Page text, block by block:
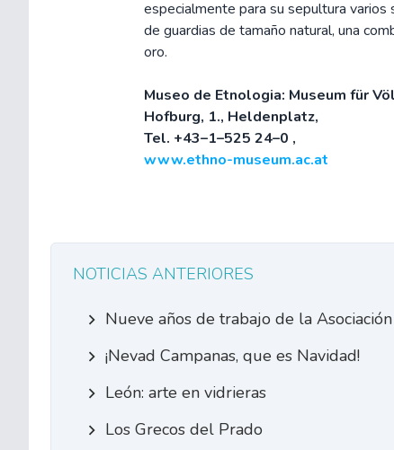
especialmente para su sepultura varios
de guardias de tamaño natural, una
oro.
Museo de Etnologia: Museum für
Hofburg, 1., Heldenplatz,
Tel. +43–1–525 24–0 ,
www.ethno-museum.ac.at
NOTICIAS ANTERIORES
Nueve años de trabajo de la
¡Nevad Campanas, que es Navidad!
León: arte en vidrieras
Los Grecos del Prado